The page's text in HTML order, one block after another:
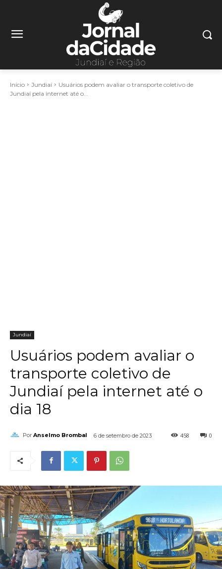
Início Jundiaí
Usuários podem avaliar o transporte coletivo de
Jundiaí pela internet até o...
Jundiaí
Usuários podem avaliar o
transporte coletivo de
Jundiaí pela internet até o
dia 18
Por Anselmo Brombal 6 de setembro de 2023 0
458